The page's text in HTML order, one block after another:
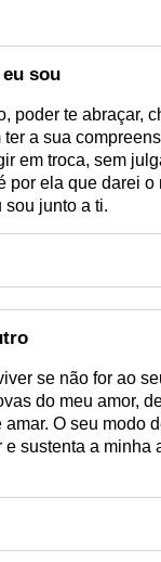
sou
poder te abraçar,
a sua
em troca, sem
por ela que darei
junto a ti.
se não for ao
do meu amor,
O seu modo
sustenta a minha